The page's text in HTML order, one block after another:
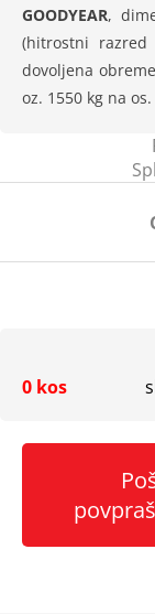
GOODYEAR,
(hitrostni razred
dovoljena
oz. 1550 kg na os.
0 kos